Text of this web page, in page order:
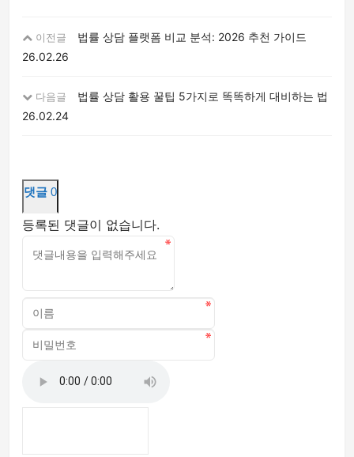
이전글
법률 상담 플랫폼 비교 분석: 2026 추천 가이드
26.02.26
다음글
법률 상담 활용 꿀팁 5가지로 똑똑하게 대비하는 법
26.02.24
댓글 0
등록된 댓글이 없습니다.